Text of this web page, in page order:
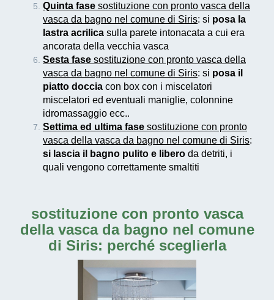
Quinta fase sostituzione con pronto vasca della
vasca da bagno nel comune di Siris: si posa la
lastra acrilica sulla parete intonacata a cui era
ancorata della vecchia vasca
Sesta fase sostituzione con pronto vasca della
vasca da bagno nel comune di Siris: si posa il
piatto doccia con box con i miscelatori
miscelatori ed eventuali maniglie, colonnine
idromassaggio ecc..
Settima ed ultima fase sostituzione con pronto
vasca della vasca da bagno nel comune di Siris:
si lascia il bagno pulito e libero da detriti, i
quali vengono correttamente smaltiti
sostituzione con pronto vasca
della vasca da bagno nel comune
di Siris: perché sceglierla